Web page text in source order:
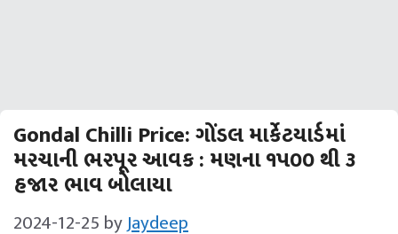
Gondal Chilli Price: ગોંડલ માર્કેટયાર્ડમાં
મરચાની ભરપૂર આવક : મણના ૧પ૦૦ થી ૩
હજાર ભાવ બોલાયા
2024-12-25 byJaydeep